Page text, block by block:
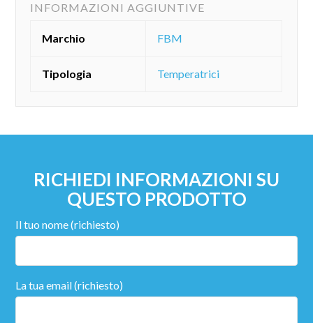
INFORMAZIONI AGGIUNTIVE
Marchio FBM
Tipologia Temperatrici
RICHIEDI INFORMAZIONI SU
QUESTO PRODOTTO
Il tuo nome (richiesto)
La tua email (richiesto)